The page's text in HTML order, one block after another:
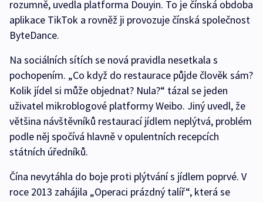
rozumně, uvedla platforma Douyin. To je čínská obdoba
aplikace TikTok a rovněž ji provozuje čínská společnost
ByteDance.
Na sociálních sítích se nová pravidla nesetkala s
pochopením. „Co když do restaurace půjde člověk sám?
Kolik jídel si může objednat? Nula?“ tázal se jeden
uživatel mikroblogové platformy Weibo. Jiný uvedl, že
většina návštěvníků restaurací jídlem neplýtvá, problém
podle něj spočívá hlavně v opulentních recepcích
státních úředníků.
Čína nevytáhla do boje proti plýtvání s jídlem poprvé. V
roce 2013 zahájila „Operaci prázdný talíř“, která se